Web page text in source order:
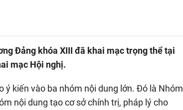
Đảng khóa XIII đã khai mạc trọng thể tại
mạc Hội nghị.
ý kiến vào ba nhóm nội dung lớn. Đó là Nhóm
nội dung tạo cơ sở chính trị, pháp lý cho